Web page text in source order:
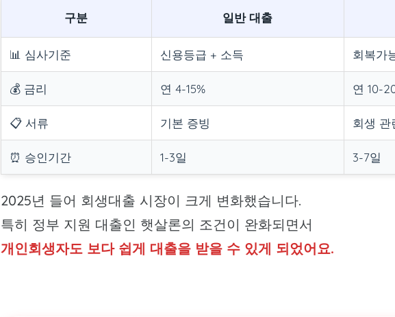
구분 일반 대출
📊 심사기준 신용등급 + 소득 회복가
💰 금리 연 4-15% 연 10-
📋 서류 기본 증빙 회생 관
⏰ 승인기간 1-3일 3-7일
2025년 들어 회생대출 시장이 크게 변화했습니다.
특히 정부 지원 대출인 햇살론의 조건이 완화되면서
개인회생자도 보다 쉽게 대출을 받을 수 있게 되었어요.